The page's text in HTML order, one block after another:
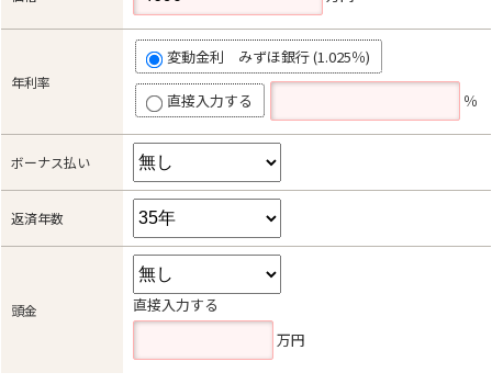
年利率
変動金利 みずほ銀行 (1.025％)
直接入力する ％
ボーナス払い
返済年数
頭金
直接入力する
万円